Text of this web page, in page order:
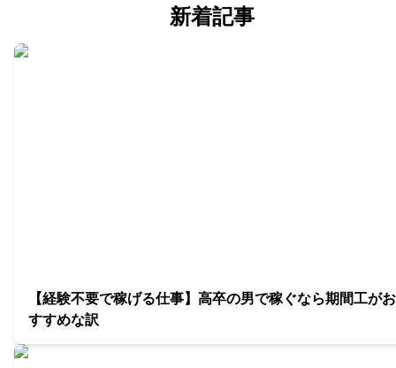
新着記事
【経験不要で稼げる仕事】高卒の男で稼ぐなら期間工がお
すすめな訳